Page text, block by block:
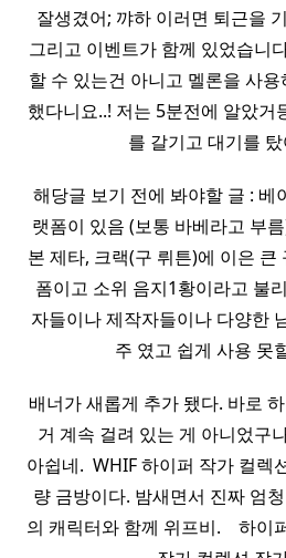
잘생겼어; 꺄하 이러면 퇴근을
그리고 이벤트가 함께 있었습니
할 수 있는건 아니고 멜론을 사
했다니요..! 저는 5분전에 알았
를 갈기고 대기를
해당글 보기 전에 봐야할 글 : 베
랫폼이 있음 (보통 바베라고 부
본 제타, 크랙(구 뤼튼)에 이은 큰
폼이고 소위 음지1황이라고 불
자들이나 제작자들이나 다양한
주 였고 쉽게 사용 못
배너가 새롭게 추가 됐다. 바로
거 계속 걸려 있는 게 아니었구
아쉽네. ​ WHIF 하이퍼 작가 컬렉
량 금방이다. 밤새면서 진짜 엄
의 캐릭터와 함께 위프비. ​ ​ ​ 하이